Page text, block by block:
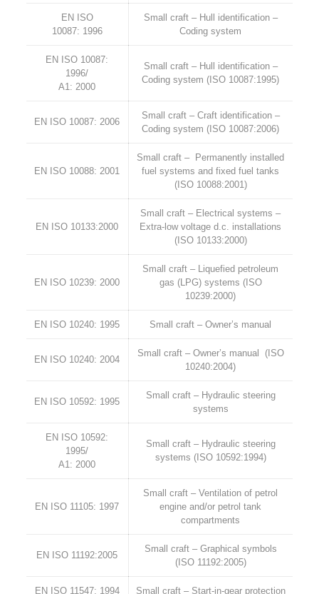
EN ISO
10087: 1996
Small craft – Hull identification –
Coding system
EN ISO 10087:
1996/
A1: 2000
Small craft – Hull identification –
Coding system (ISO 10087:1995)
EN ISO 10087: 2006
Small craft – Craft identification –
Coding system (ISO 10087:2006)
EN ISO 10088: 2001
Small craft – Permanently installed
fuel systems and fixed fuel tanks
(ISO 10088:2001)
EN ISO 10133:2000
Small craft – Electrical systems –
Extra-low voltage d.c. installations
(ISO 10133:2000)
EN ISO 10239: 2000
Small craft – Liquefied petroleum
gas (LPG) systems (ISO
10239:2000)
EN ISO 10240: 1995 Small craft – Owner’s manual
EN ISO 10240: 2004
Small craft – Owner’s manual (ISO
10240:2004)
EN ISO 10592: 1995
Small craft – Hydraulic steering
systems
EN ISO 10592:
1995/
A1: 2000
Small craft – Hydraulic steering
systems (ISO 10592:1994)
EN ISO 11105: 1997
Small craft – Ventilation of petrol
engine and/or petrol tank
compartments
EN ISO 11192:2005
Small craft – Graphical symbols
(ISO 11192:2005)
EN ISO 11547: 1994 Small craft – Start-in-gear protection